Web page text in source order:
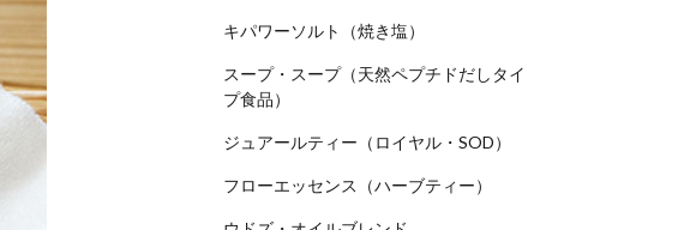
キパワーソルト（焼き塩）
スープ・スープ（天然ペプチドだしタイ
プ食品）
ジュアールティー（ロイヤル・SOD）
フローエッセンス（ハーブティー）